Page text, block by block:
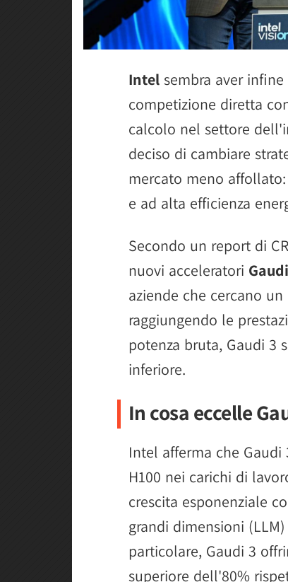
Intel sembra aver
competizione diretta
calcolo nel settore
deciso di cambiare
mercato meno
e ad alta efficienza
Secondo un report di
nuovi acceleratori
aziende che cercano
raggiungendo le
potenza bruta, Gaudi 3
inferiore.
In cosa eccelle
Intel afferma che Gaudi
H100 nei carichi di
crescita esponenziale
grandi dimensioni
particolare, Gaudi 3
superiore dell'80%